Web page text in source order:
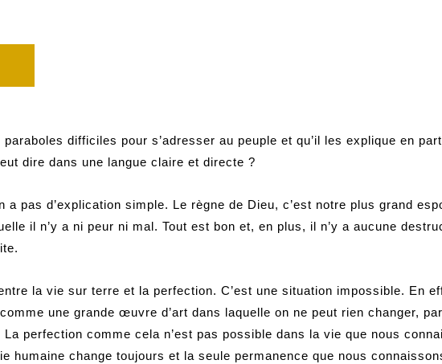
difficiles pour s’adresser au peuple et qu’il les explique en
dire dans une langue claire et directe ?
a pas d’explication simple. Le règne de Dieu, c’est notre plus grand
il n’y a ni peur ni mal. Tout est bon et, en plus, il n’y a aucune
la vie sur terre et la perfection. C’est une situation impossible. En
une grande œuvre d’art dans laquelle on ne peut rien changer,
perfection comme cela n’est pas possible dans la vie que nous
humaine change toujours et la seule permanence que nous